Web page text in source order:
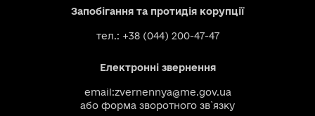
Запобігання та протидія корупції
тел.: +38 (044) 200-47-47
Електронні звернення
email:zvernennya@me.gov.ua
або форма зворотного зв`язку